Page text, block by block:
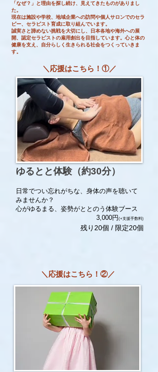
「なぜ？」と理由を探し続け、見えてきたものがありまし
た。
現在は施設や学校、地域企業への訪問や個人サロンでのセラ
ピー、セラピスト育成に取り組んでいます。
誠実さと諦めない挑戦を大切にし、日本各地や海外への展
開、認定セラピストの雇用創出を目指しています。心と体の
健康を支え、自分らしく生きられる社会をつくっていきま
す。
＼応援はこちら！①／
3,000円 (+支援手数料)
残り20個 / 限定20個
​ゆるとと体験（約30分）
日常でつい忘れがちな、身体の声を聴いて
みませんか？
心がゆるまる、姿勢がととのう体験ブース
＼応援はこちら！②／